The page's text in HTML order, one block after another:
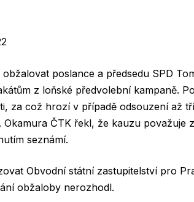
poslance a předsedu SPD
z loňské předvolební kampaně.
za což hrozí v případě odsouzení až
ČTK řekl, že kauzu považuje
seznámí.
Obvodní státní zastupitelství pro
obžaloby nerozhodl.